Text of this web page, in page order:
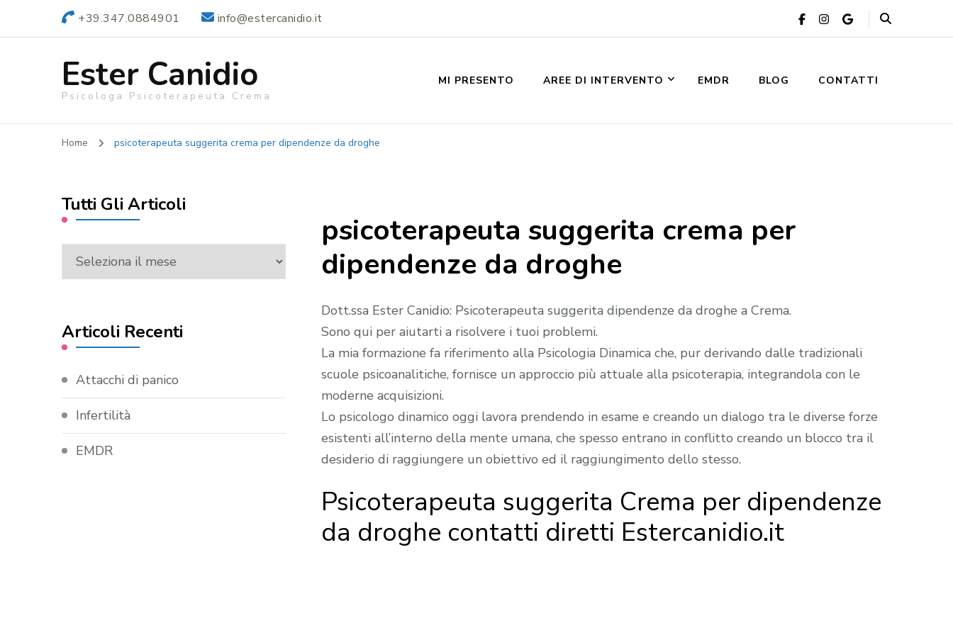
+39.347.0884901 info@estercanidio.it
Ester Canidio
Psicologa Psicoterapeuta Crema
MI PRESENTO AREE DI INTERVENTO EMDR BLOG CONTATTI
Home psicoterapeuta suggerita crema per dipendenze da droghe
psicoterapeuta suggerita crema per
dipendenze da droghe
Dott.ssa Ester Canidio: Psicoterapeuta suggerita dipendenze da droghe a Crema.
Sono qui per aiutarti a risolvere i tuoi problemi.
La mia formazione fa riferimento alla Psicologia Dinamica che, pur derivando dalle tradizionali
scuole psicoanalitiche, fornisce un approccio più attuale alla psicoterapia, integrandola con le
moderne acquisizioni.
Lo psicologo dinamico oggi lavora prendendo in esame e creando un dialogo tra le diverse forze
esistenti all’interno della mente umana, che spesso entrano in conflitto creando un blocco tra il
desiderio di raggiungere un obiettivo ed il raggiungimento dello stesso.
Psicoterapeuta suggerita Crema per dipendenze
da droghe contatti diretti Estercanidio.it
Tutti Gli Articoli
Tutti
Articoli Recenti
Attacchi di panico
Infertilità
EMDR